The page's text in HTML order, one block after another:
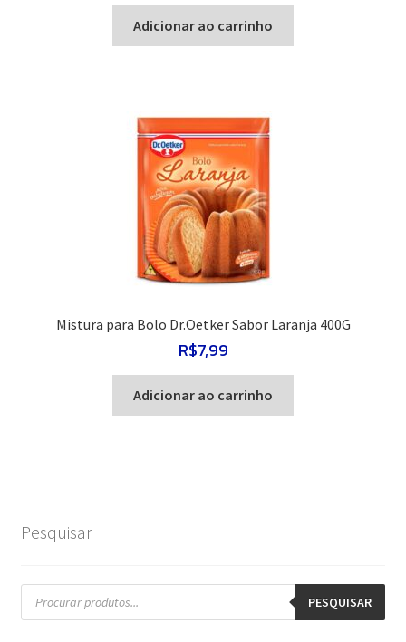
Adicionar ao carrinho
Mistura para Bolo Dr.Oetker Sabor Laranja 400G
R$7,99
Adicionar ao carrinho
Pesquisar
Pesquisar
produtos PESQUISAR